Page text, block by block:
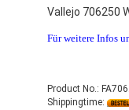
Vallejo 706250
Für weitere Infos
Product No.:
Shippingtime: